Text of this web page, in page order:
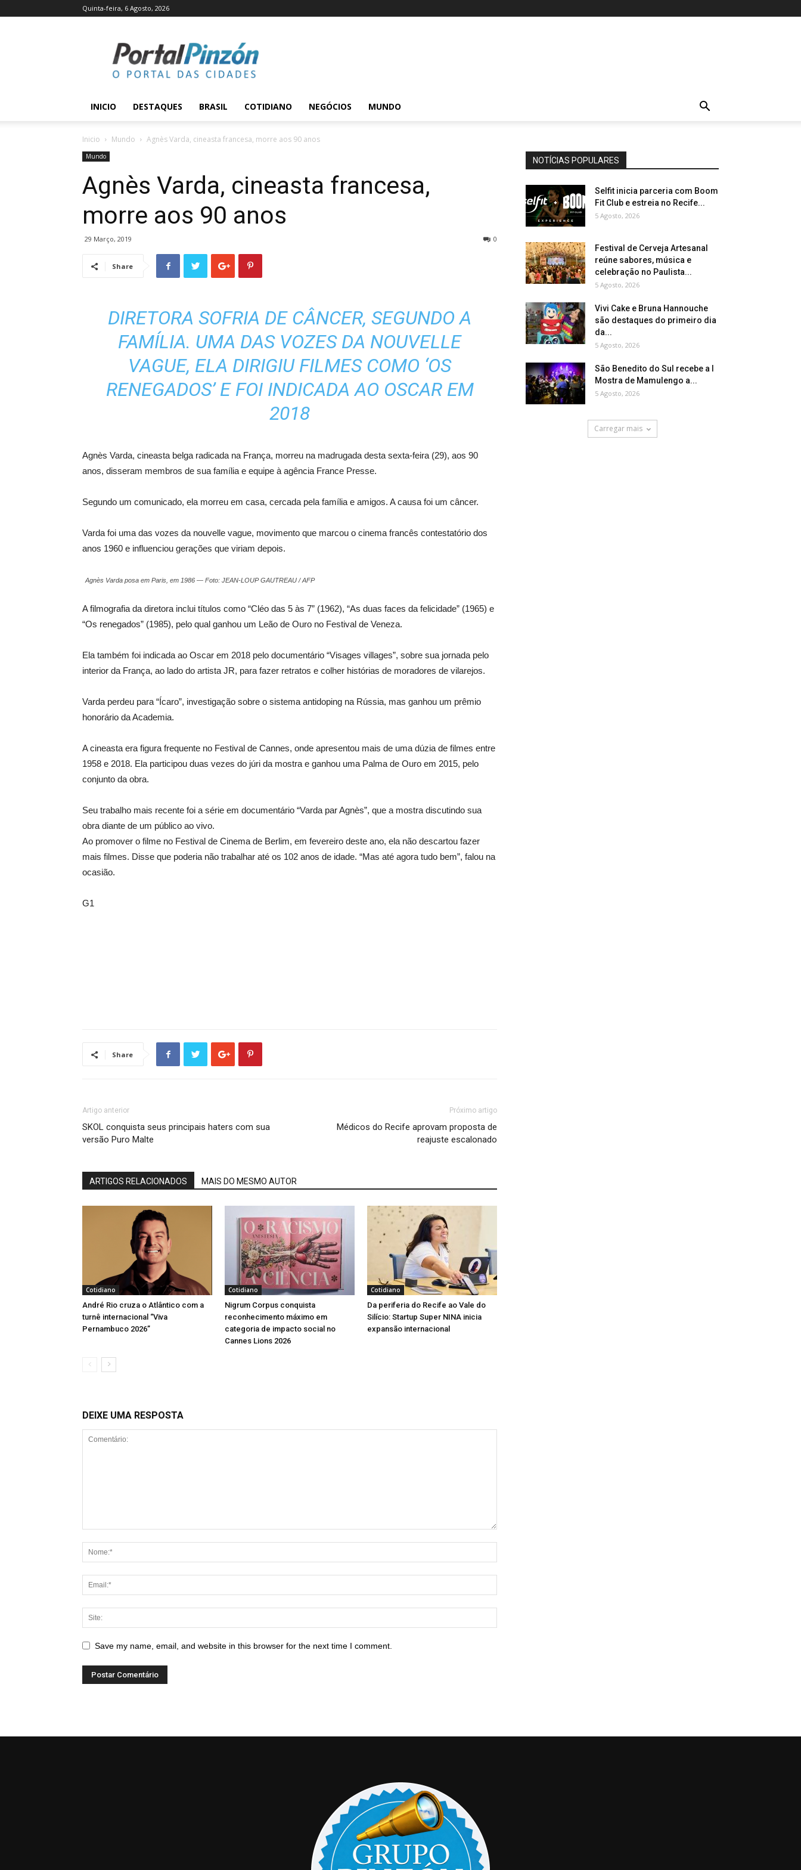
Quinta-feira, 6 Agosto, 2026
Pinzón
INICIO DESTAQUES BRASIL COTIDIANO NEGÓCIOS MUNDO
Inicio Mundo Agnès Varda, cineasta francesa, morre aos 90 anos
Mundo
Agnès Varda, cineasta francesa,
morre aos 90 anos
29 Março, 2019 0
Share
DIRETORA SOFRIA DE CÂNCER, SEGUNDO A
FAMÍLIA. UMA DAS VOZES DA NOUVELLE
VAGUE, ELA DIRIGIU FILMES COMO ‘OS
RENEGADOS’ E FOI INDICADA AO OSCAR EM
2018
Agnès Varda, cineasta belga radicada na França, morreu na madrugada desta sexta-feira (29), aos 90
anos, disseram membros de sua família e equipe à agência France Presse.
Segundo um comunicado, ela morreu em casa, cercada pela família e amigos. A causa foi um câncer.
Varda foi uma das vozes da nouvelle vague, movimento que marcou o cinema francês contestatório dos
anos 1960 e influenciou gerações que viriam depois.
Agnès Varda posa em Paris, em 1986 — Foto: JEAN-LOUP GAUTREAU / AFP
A filmografia da diretora inclui títulos como “Cléo das 5 às 7” (1962), “As duas faces da felicidade” (1965) e
“Os renegados” (1985), pelo qual ganhou um Leão de Ouro no Festival de Veneza.
Ela também foi indicada ao Oscar em 2018 pelo documentário “Visages villages”, sobre sua jornada pelo
interior da França, ao lado do artista JR, para fazer retratos e colher histórias de moradores de vilarejos.
Varda perdeu para “Ícaro”, investigação sobre o sistema antidoping na Rússia, mas ganhou um prêmio
honorário da Academia.
A cineasta era figura frequente no Festival de Cannes, onde apresentou mais de uma dúzia de filmes entre
1958 e 2018. Ela participou duas vezes do júri da mostra e ganhou uma Palma de Ouro em 2015, pelo
conjunto da obra.
Seu trabalho mais recente foi a série em documentário “Varda par Agnès”, que a mostra discutindo sua
obra diante de um público ao vivo.
Ao promover o filme no Festival de Cinema de Berlim, em fevereiro deste ano, ela não descartou fazer
mais filmes. Disse que poderia não trabalhar até os 102 anos de idade. “Mas até agora tudo bem”, falou na
ocasião.
G1
Share
Artigo anterior
SKOL conquista seus principais haters com sua
versão Puro Malte
Próximo artigo
Médicos do Recife aprovam proposta de
reajuste escalonado
ARTIGOS RELACIONADOS MAIS DO MESMO AUTOR
Cotidiano
André Rio cruza o Atlântico com a
turnê internacional “Viva
Pernambuco 2026”
Cotidiano
Nigrum Corpus conquista
reconhecimento máximo em
categoria de impacto social no
Cannes Lions 2026
Cotidiano
Da periferia do Recife ao Vale do
Silício: Startup Super NINA inicia
expansão internacional
DEIXE UMA RESPOSTA
Save my name, email, and website in this browser for the next time I comment.
NOTÍCIAS POPULARES
Selfit inicia parceria com Boom
Fit Club e estreia no Recife...
5 Agosto, 2026
Festival de Cerveja Artesanal
reúne sabores, música e
celebração no Paulista...
5 Agosto, 2026
Vivi Cake e Bruna Hannouche
são destaques do primeiro dia
da...
5 Agosto, 2026
São Benedito do Sul recebe a I
Mostra de Mamulengo a...
5 Agosto, 2026
Carregar mais